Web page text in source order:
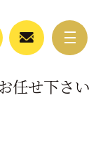
任せ下さい